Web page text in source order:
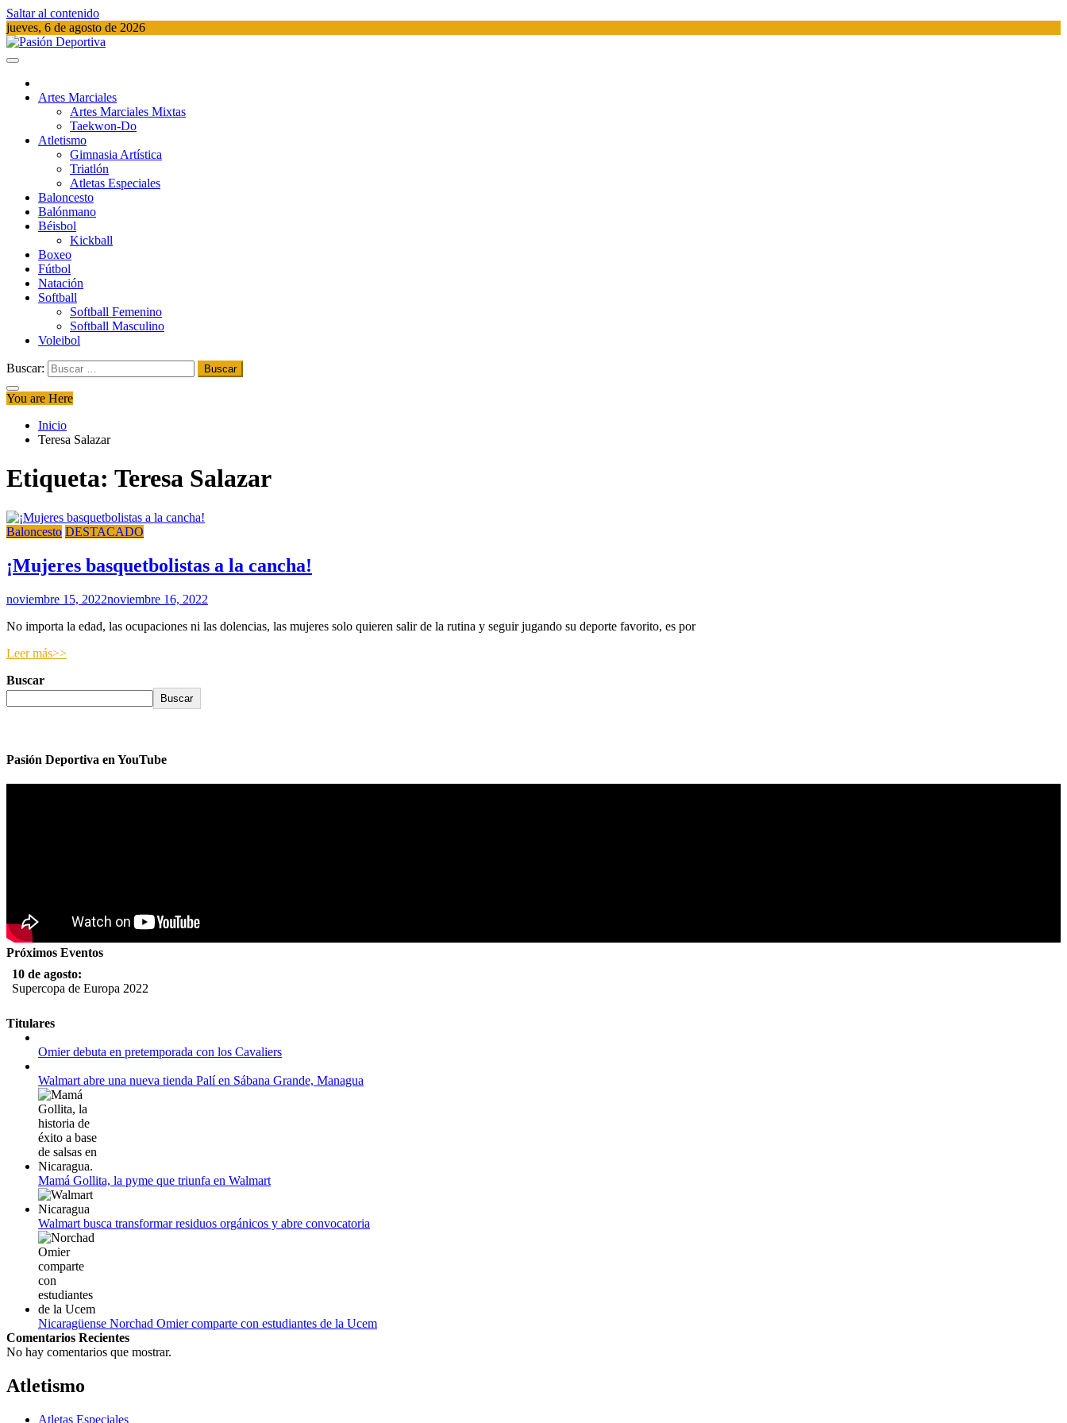
Saltar al contenido
jueves, 6 de agosto de 2026
Artes Marciales
Artes Marciales Mixtas
Taekwon-Do
Atletismo
Gimnasia Artística
Triatlón​
Atletas Especiales
Baloncesto
Balónmano
Béisbol
Kickball​
Boxeo
Fútbol
Natación​
Softball​
Softball​ Femenino
Softball​ Masculino
Voleibol​
Buscar:
You are Here
Inicio
Teresa Salazar
Etiqueta: Teresa Salazar
Baloncesto DESTACADO
¡Mujeres basquetbolistas a la cancha!
noviembre 15, 2022noviembre 16, 2022
No importa la edad, las ocupaciones ni las dolencias, las mujeres solo quieren salir de la rutina y seguir jugando su deporte favorito, es por
Leer más>>
Buscar
Buscar
Pasión Deportiva en YouTube
Próximos Eventos
10 de agosto:
Supercopa de Europa 2022
11 al 21 de agosto:
Campeonato Europeo de Natación 2022
12 de agosto:
Empieza La Liga 2022-2023
Titulares
Omier debuta en pretemporada con los Cavaliers
Walmart abre una nueva tienda Palí en Sábana Grande, Managua
Mamá Gollita, la pyme que triunfa en Walmart
Walmart busca transformar residuos orgánicos y abre convocatoria
Nicaragüense Norchad Omier comparte con estudiantes de la Ucem
Comentarios Recientes
No hay comentarios que mostrar.
Atletismo
Atletas Especiales